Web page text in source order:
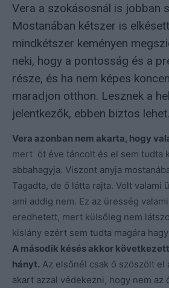
Vera a szokásosnál is jobban
Mostanában kétszer is
mindkétszer keményen
neki, hogy a pontosság és a
része, és ha nem képes
maradjon otthon. Lesznek a
jelentkezők, ebben biztos lehet.
Vera azonban nem akarta, hogy
mert öt éve táncolt és el sem tudta
abbahagyja. Viszont anyja
Tagadta, de ő látta rajta. Volt valami
ami addig nem. Ez az üresség
eredhetett, mert külsőleg nem
kislány ezért sem tudta magára
A második késés akkor
hányt. Az elsőnél csak ő szöszölt el
akart azzal védekezni, hogy nem az